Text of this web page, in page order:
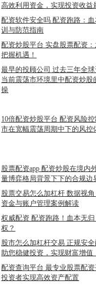
高效利用资金，实现投资收益
配资软件安全吗 配资跑路：
训与防范指南
配资炒股平台 实盘股票配资
把握机遇！
最早的投顾公司 过去三年全
当前震荡市环境里中配资炒股
操
10倍配资炒股平台 配资风险
市在宽幅震荡周期中下的风控
股票配资app 配资炒股在境内
量博弈格局背景下下的合规边
股票交易怎么加杠杆 数据视
资金与账户管理案例解读
权威配资 配资跑路！血本无
权？
股市怎么加杠杆交易 正规安
助您稳健投资，实现财富增值
配资查询平台 最专业股票配
投资者实现高效资产配置